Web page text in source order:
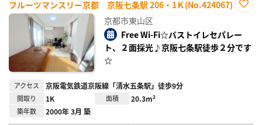
フルーツマンスリー京都 京阪七条駅 206・1Ｋ(No.424067)
り登
京都市東山区
Free Wi-Fi☆バストイレセパレー
ト、２面採光♪京阪七条駅徒歩２分です
☆
アクセス 京阪電気鉄道京阪線「清水五条駅」徒歩9分
間取り 1K 面積 20.3m²
築年数 2000年 3月 築